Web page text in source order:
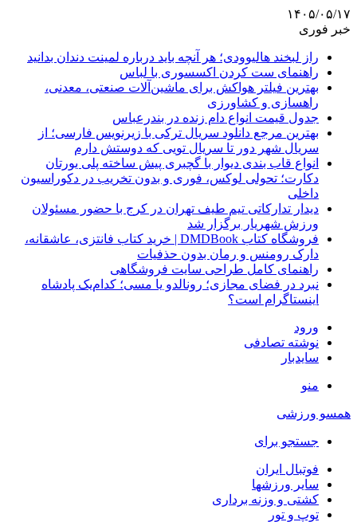
۱۴۰۵/۰۵/۱۷
خبر فوری
راز لبخند هالیوودی؛ هر آنچه باید درباره لمینت دندان بدانید
راهنمای ست کردن اکسسوری با لباس
بهترین فیلتر هواکش برای ماشین‌آلات صنعتی، معدنی،
راهسازی و کشاورزی
جدول قیمت انواع دام زنده در بندرعباس
بهترین مرجع دانلود سریال ترکی با زیرنویس فارسی؛ از
سریال شهر دور تا سریال تویی که دوستش دارم
انواع قاب بندی دیوار با گچبری پیش ساخته پلی یورتان
دکارت؛ تحولی لوکس، فوری و بدون تخریب در دکوراسیون
داخلی
دیدار تدارکاتی تیم طیف تهران در کرج با حضور مسئولان
ورزش شهریار برگزار شد
فروشگاه کتاب DMDBook | خرید کتاب فانتزی، عاشقانه،
دارک رومنس و رمان بدون حذفیات
راهنمای کامل طراحی سایت فروشگاهی
نبرد در فضای مجازی؛ رونالدو یا مسی؛ کدام‌یک پادشاه
اینستاگرام است؟
ورود
نوشته تصادفی
سایدبار
منو
همسو ورزشی
جستجو برای
فوتبال ایران
سایر ورزشها
کشتی و وزنه برداری
توپ و تور